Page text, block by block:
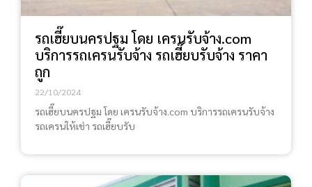
รถเฮี๊ยบนครปฐม โดย เครนรับจ้าง.com
บริการรถเครนรับจ้าง รถเฮี๊ยบรับจ้าง ราคา
ถูก
22/10/2024
รถเฮี๊ยบนครปฐม โดย เครนรับจ้าง.com บริการรถเครนรับจ้าง
รถเครนให้เช่า รถเฮี๊ยบรับ